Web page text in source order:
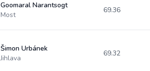
Goomaral Narantsogt
Most
69.36
Šimon Urbánek
Jihlava
69.32